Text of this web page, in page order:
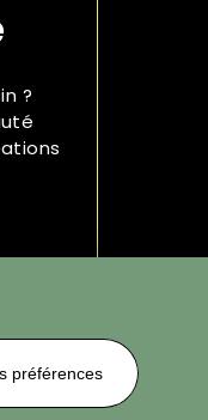
?
préférences